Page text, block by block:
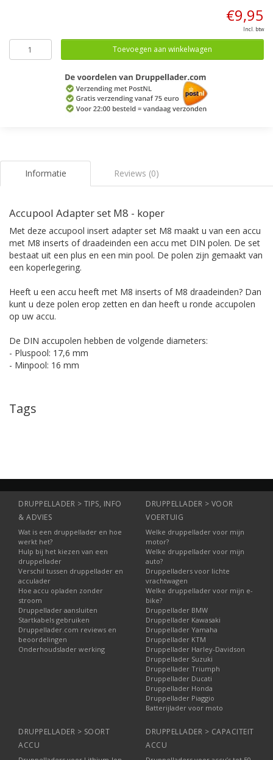
€9,95
Incl. btw
Toevoegen aan winkelwagen
Informatie Reviews (0)
Accupool Adapter set M8 - koper
Met deze accupool insert adapter set M8 maakt u van een accu
met M8 inserts of draadeinden een accu met DIN polen. De set
bestaat uit een plus en een min pool. De polen zijn gemaakt van
een koperlegering.
Heeft u een accu heeft met M8 inserts of M8 draadeinden? Dan
kunt u deze polen erop zetten en dan heeft u ronde accupolen
op uw accu.
De DIN accupolen hebben de volgende diameters:
- Pluspool: 17,6 mm
- Minpool: 16 mm
Tags
DRUPPELLADER > TIPS, INFO
& ADVIES
Wat is een druppellader en hoe
werkt het?
Hulp bij het kiezen van een
druppellader
Verschil tussen druppellader en
acculader
Hoe accu opladen zonder
stroom
Druppellader aansluiten
Startkabels gebruiken
Druppellader.com reviews en
beoordelingen
Onderhoudslader werking
DRUPPELLADER > VOOR
VOERTUIG
Welke druppellader voor mijn
motor?
Welke druppellader voor mijn
auto?
Druppelladers voor lichte
vrachtwagen
Welke druppellader voor mijn e-
bike?
Druppellader BMW
Druppellader Kawasaki
Druppellader Yamaha
Druppellader KTM
Druppellader Harley-Davidson
Druppellader Suzuki
Druppellader Triumph
Druppellader Ducati
Druppellader Honda
Druppellader Piaggio
Batterijlader voor moto
DRUPPELLADER > SOORT
ACCU
DRUPPELLADER > CAPACITEIT
ACCU